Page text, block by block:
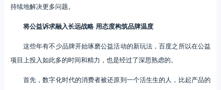
持续地解决更多问题。
将公益诉求融入长远战略 用态度构筑品牌温度
这些年有不少品牌开始琢磨公益活动的新玩法，百度之所以在公益
项目上投入如此多的时间和精力，也是经过了深思熟虑的。
首先，数字化时代的消费者被还原到一个活生生的人，比起产品的